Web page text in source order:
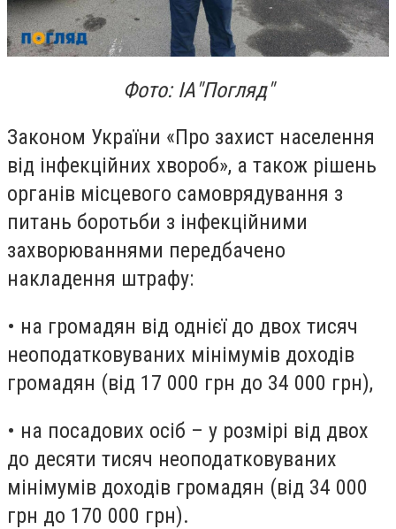
Фото: ІА"Погляд"
Законом України «Про захист населення
від інфекційних хвороб», а також рішень
органів місцевого самоврядування з
питань боротьби з інфекційними
захворюваннями передбачено
накладення штрафу:
• на громадян від однієї до двох тисяч
неоподатковуваних мінімумів доходів
громадян (від 17 000 грн до 34 000 грн),
• на посадових осіб – у розмірі від двох
до десяти тисяч неоподатковуваних
мінімумів доходів громадян (від 34 000
грн до 170 000 грн).